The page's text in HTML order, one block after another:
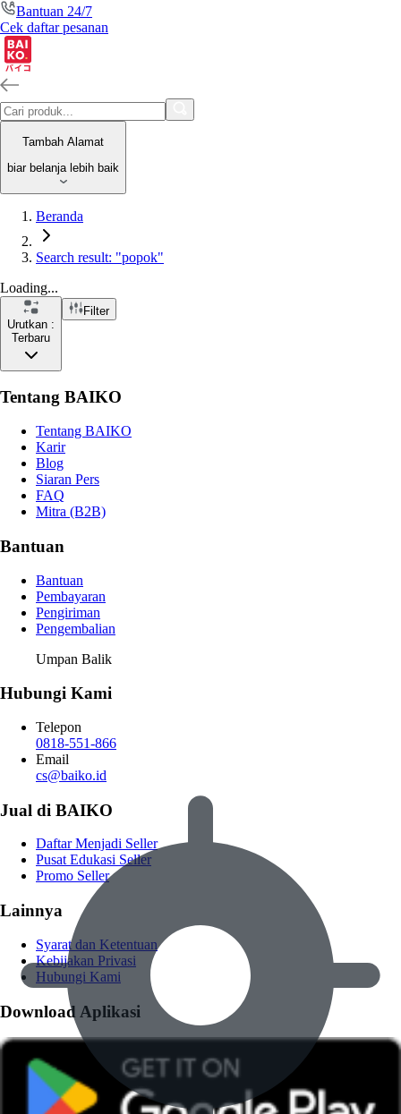
Bantuan 24/7
Cek daftar pesanan
Tambah Alamat
biar belanja lebih baik
Beranda
Search result: "popok"
Loading...
Urutkan :
Terbaru
Filter
Tentang BAIKO
Tentang BAIKO
Karir
Blog
Siaran Pers
FAQ
Mitra (B2B)
Bantuan
Bantuan
Pembayaran
Pengiriman
Pengembalian
Umpan Balik
Hubungi Kami
Telepon
0818-551-866
Email
cs@baiko.id
Jual di BAIKO
Daftar Menjadi Seller
Pusat Edukasi Seller
Promo Seller
Lainnya
Syarat dan Ketentuan
Kebijakan Privasi
Hubungi Kami
Download Aplikasi